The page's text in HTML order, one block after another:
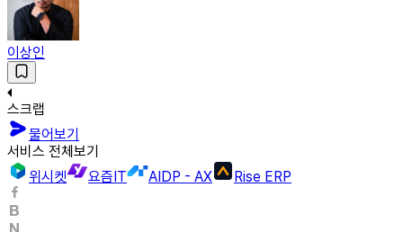
이상인
스크랩
물어보기
서비스 전체보기
위시켓
요즘IT AIDP - AX Rise ERP